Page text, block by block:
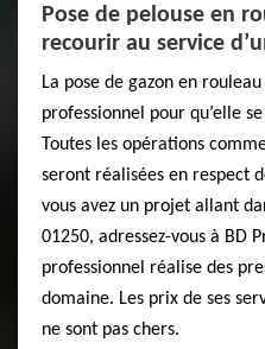
Pose de pelouse en
recourir au service
La pose de gazon en
professionnel pour qu’elle
Toutes les opérations
seront réalisées en respect
vous avez un projet allant
01250, adressez-vous à BD
professionnel réalise des
domaine. Les prix de ses
ne sont pas chers.